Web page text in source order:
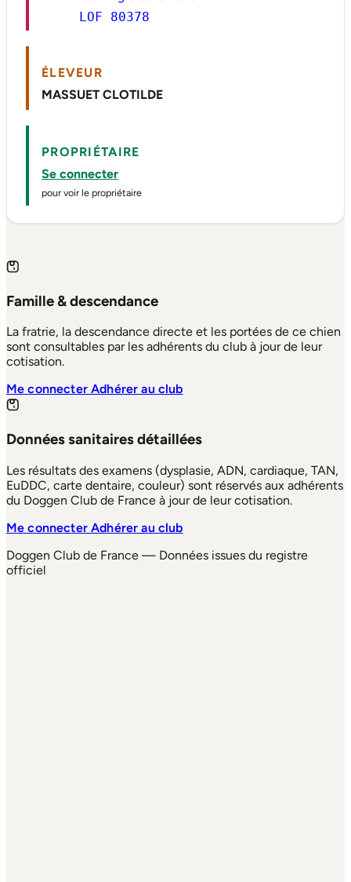
LOF 80378
ÉLEVEUR
MASSUET CLOTILDE
PROPRIÉTAIRE
Se connecter
pour voir le propriétaire
Famille & descendance
La fratrie, la descendance directe et les portées de ce chien
sont consultables par les adhérents du club à jour de leur
cotisation.
Me connecterAdhérer au club
Données sanitaires détaillées
Les résultats des examens (dysplasie, ADN, cardiaque, TAN,
EuDDC, carte dentaire, couleur) sont réservés aux adhérents
du Doggen Club de France à jour de leur cotisation.
Me connecterAdhérer au club
Doggen Club de France — Données issues du registre
officiel